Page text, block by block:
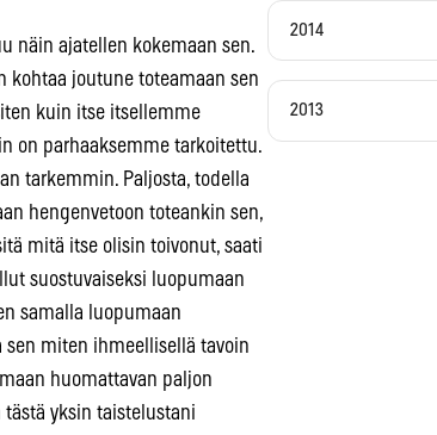
näin ajatellen kokemaan sen.
kohtaa joutune toteamaan sen
kuin itse itsellemme
on parhaaksemme tarkoitettu.
tarkemmin. Paljosta, todella
hengenvetoon toteankin sen,
mitä itse olisin toivonut, saati
suostuvaiseksi luopumaan
samalla luopumaan
sen miten ihmeellisellä tavoin
huomattavan paljon
tästä yksin taistelustani
2014
2013